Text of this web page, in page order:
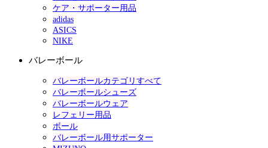
ケア・サポーター用品
adidas
ASICS
NIKE
バレーボール
バレーボールカテゴリすべて
バレーボールシューズ
バレーボールウェア
レフェリー用品
ボール
バレーボール用サポーター